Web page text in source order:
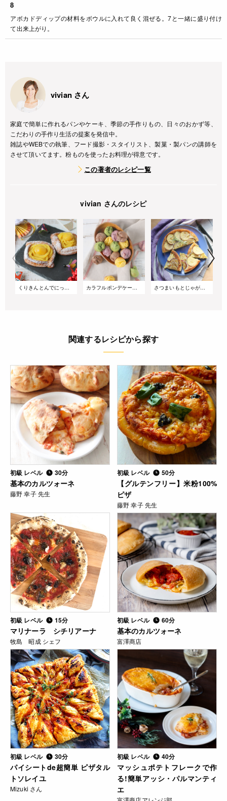
8
アボカドディップの材料をボウルに入れて良く混ぜる。7と一緒に盛り付け
て出来上がり。
vivian さん
家庭で簡単に作れるパンやケーキ、季節の手作りもの、日々のおかず等、
こだわりの手作り生活の提案を発信中。
雑誌やWEBでの執筆、フード撮影・スタイリスト、製菓・製パンの講師を
させて頂いてます。粉ものを使ったお料理が得意です。
この著者のレシピ一覧
vivian さんのレシピ
くりきんとんでにっしゅ カラフルポンデケージョ さつまいもとじゃがいものセイボリータルト
関連するレシピから探す
初級 レベル 30分
基本のカルツォーネ
藤野 幸子 先生
初級 レベル 50分
【グルテンフリー】米粉100%
ピザ
藤野 幸子 先生
初級 レベル 15分
マリナーラ シチリアーナ
牧島 昭成 シェフ
初級 レベル 60分
基本のカルツォーネ
富澤商店
初級 レベル 30分
パイシートde超簡単 ピザタル
トソレイユ
Mizuki さん
初級 レベル 40分
マッシュポテトフレークで作
る!簡単アッシ・パルマンティ
エ